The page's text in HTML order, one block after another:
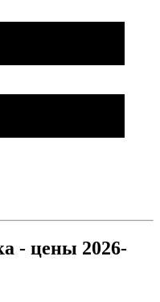
- цены 2026-